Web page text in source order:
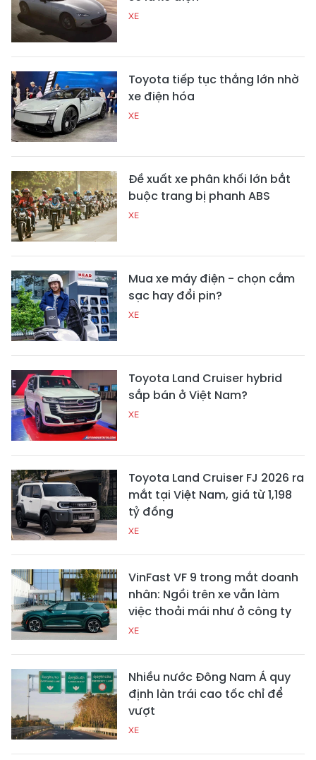
XE
Toyota tiếp tục thắng lớn nhờ
xe điện hóa
XE
Đề xuất xe phân khối lớn bắt
buộc trang bị phanh ABS
XE
Mua xe máy điện - chọn cắm
sạc hay đổi pin?
XE
Toyota Land Cruiser hybrid
sắp bán ở Việt Nam?
XE
Toyota Land Cruiser FJ 2026 ra
mắt tại Việt Nam, giá từ 1,198
tỷ đồng
XE
VinFast VF 9 trong mắt doanh
nhân: Ngồi trên xe vẫn làm
việc thoải mái như ở công ty
XE
Nhiều nước Đông Nam Á quy
định làn trái cao tốc chỉ để
vượt
XE